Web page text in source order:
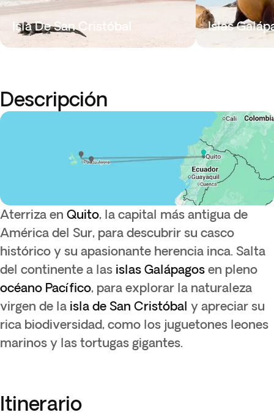
Isla De San Cristóbal Islas
Descripción
Aterriza en Quito, la capital más antigua de
América del Sur, para descubrir su casco
histórico y su apasionante herencia inca. Salta
del continente a las islas Galápagos en pleno
océano Pacífico, para explorar la naturaleza
virgen de la isla de San Cristóbal y apreciar su
rica biodiversidad, como los juguetones leones
marinos y las tortugas gigantes.
Itinerario